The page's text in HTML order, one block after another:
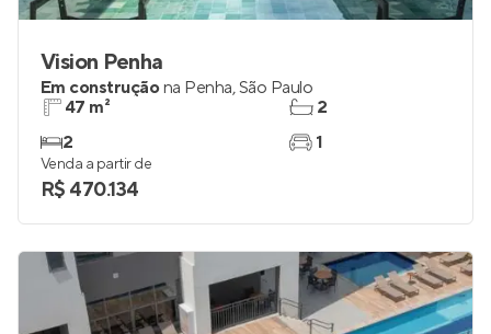
Vision Penha
Em construçãona Penha,São Paulo
47 m²
2
2
1
Venda a partir de
R$ 470.134